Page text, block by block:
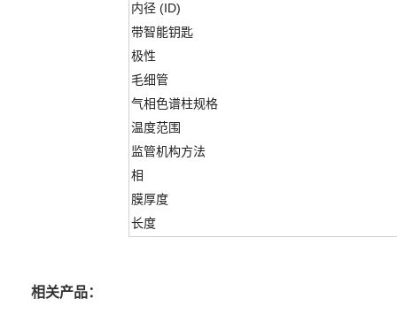
内径 (ID)
带智能钥匙
极性
毛细管
气相色谱柱规格
温度范围
监管机构方法
相
膜厚度
长度
相关产品：